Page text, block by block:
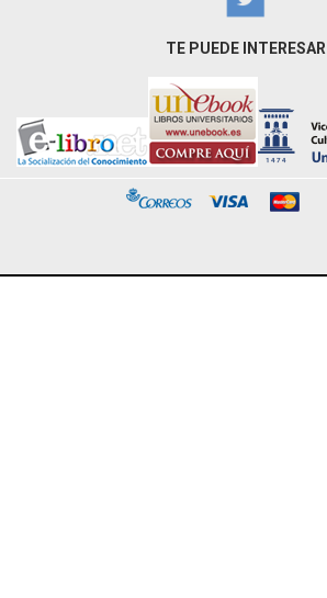
TE PUEDE INTERESAR